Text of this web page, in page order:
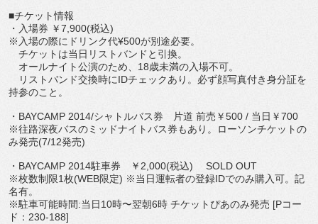
■チケット情報
・入場券 ￥7,900(税込)
※入場の際にドリンク代¥500が別途必要。
チケットは当日リストバンドと引換。
オールナイト公演のため、18歳未満の入場不可。
リストバンド交換時にIDチェックあり。必ず顔写真付き身分証を
持参のこと。
・BAYCAMP 2014/シャトルバス券 片道 前売￥500 / 当日￥700
※往路深夜バスのミッドナイトバス券もあり。ローソンチケットの
み発売(7/12発売)
・BAYCAMP 2014駐車券 ￥2,000(税込) SOLD OUT
※枚数制限1枚(WEB限定) ※当日運転者の登録IDでのみ購入可。記
名有。
※駐車可能時間:当日10時〜翌朝6時 チケットぴあのみ発売 [Pコー
ド：230-188]